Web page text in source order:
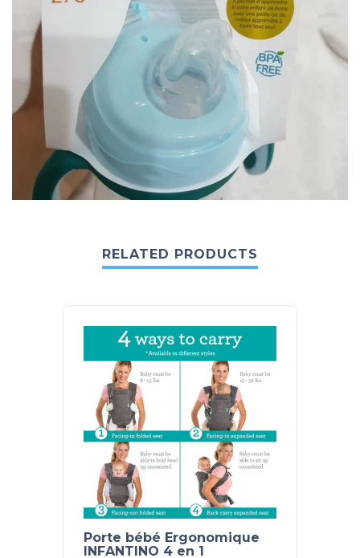
RELATED PRODUCTS
Porte bébé Ergonomique
INFANTINO 4 en 1